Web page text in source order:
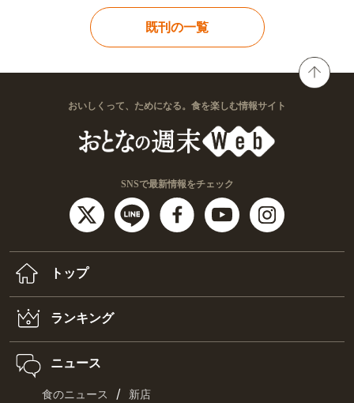
既刊の一覧
おいしくって、ためになる。食を楽しむ情報サイト
SNSで最新情報をチェック
トップ
ランキング
ニュース
食のニュース / 新店